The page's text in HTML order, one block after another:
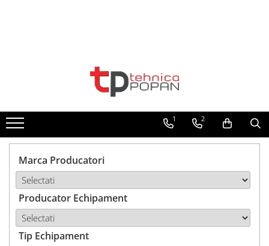
1. Piese & Accesorii Tractoare
1.1. Cabina & Caroserie
1.1.1. Geamuri
1.1.3. Embleme & Abtibilduri
1.1.4. Climatizare si accesorii
1.2. Piese cu Prindere în 3
Puncte si mecanism de ridicare
1 2
Marca Producatori
Producator Echipament
Tip Echipament